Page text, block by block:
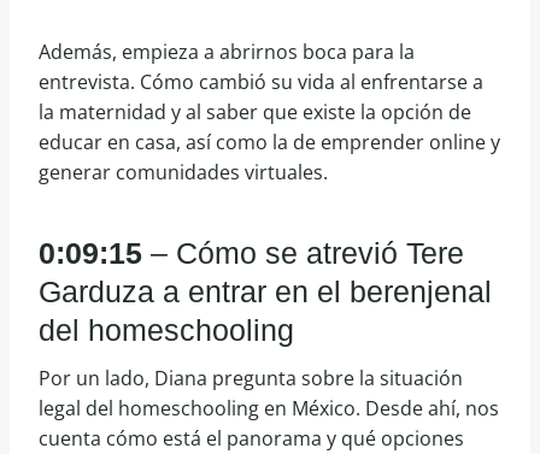
Además, empieza a abrirnos boca para la
entrevista. Cómo cambió su vida al enfrentarse a
la maternidad y al saber que existe la opción de
educar en casa, así como la de emprender online y
generar comunidades virtuales.
0:09:15 – Cómo se atrevió Tere
Garduza a entrar en el berenjenal
del homeschooling
Por un lado, Diana pregunta sobre la situación
legal del homeschooling en México. Desde ahí, nos
cuenta cómo está el panorama y qué opciones